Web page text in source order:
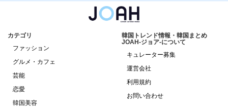
カテゴリ
ファッション
グルメ・カフェ
芸能
恋愛
韓国美容
韓国トレンド情報・韓国まとめ
JOAH-ジョア-について
キュレーター募集
運営会社
利用規約
お問い合わせ